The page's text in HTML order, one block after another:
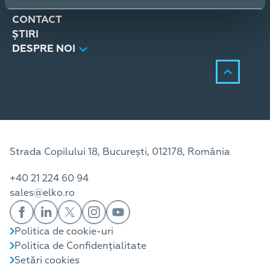
SERVICII
CONTACT
ȘTIRI
DESPRE NOI
Strada Copilului 18, București, 012178, România
+40 21 224 60 94
sales@elko.ro
Politica de cookie-uri
Politica de Confidențialitate
Setări cookies